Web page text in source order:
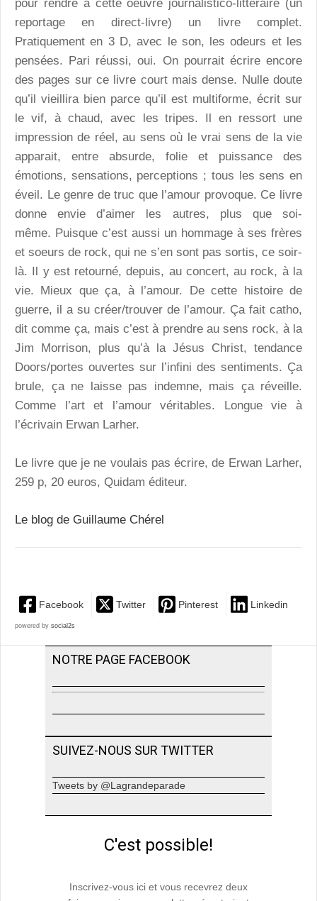
pour rendre à cette oeuvre journalistico-littéraire (un
reportage en direct-livre) un livre complet.
Pratiquement en 3 D, avec le son, les odeurs et les
pensées. Pari réussi, oui. On pourrait écrire encore
des pages sur ce livre court mais dense. Nulle doute
qu’il vieillira bien parce qu’il est multiforme, écrit sur
le vif, à chaud, avec les tripes. Il en ressort une
impression de réel, au sens où le vrai sens de la vie
apparait, entre absurde, folie et puissance des
émotions, sensations, perceptions ; tous les sens en
éveil. Le genre de truc que l’amour provoque. Ce livre
donne envie d’aimer les autres, plus que soi-
même. Puisque c’est aussi un hommage à ses frères
et soeurs de rock, qui ne s’en sont pas sortis, ce soir-
là. Il y est retourné, depuis, au concert, au rock, à la
vie. Mieux que ça, à l’amour. De cette histoire de
guerre, il a su créer/trouver de l’amour. Ça fait catho,
dit comme ça, mais c’est à prendre au sens rock, à la
Jim Morrison, plus qu’à la Jésus Christ, tendance
Doors/portes ouvertes sur l’infini des sentiments. Ça
brule, ça ne laisse pas indemne, mais ça réveille.
Comme l’art et l’amour véritables. Longue vie à
l’écrivain Erwan Larher.
Le livre que je ne voulais pas écrire, de Erwan Larher,
259 p, 20 euros, Quidam éditeur.
Le blog de Guillaume Chérel
Facebook Twitter Pinterest Linkedin
powered by social2s
NOTRE PAGE FACEBOOK
SUIVEZ-NOUS SUR TWITTER
Tweets by @Lagrandeparade
C'est possible!
Inscrivez-vous ici et vous recevrez deux